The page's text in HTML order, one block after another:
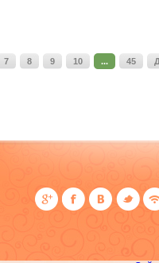
7 8 9 10 ... 45